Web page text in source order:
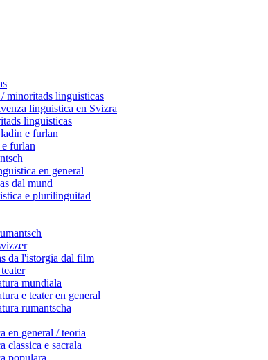
minoritads linguisticas
linguistica en Svizra
linguisticas
e furlan
furlan
en general
dal mund
e plurilinguitad
da l'istorgia dal film
mundiala
e teater en general
rumantscha
en general / teoria
classica e sacrala
populara